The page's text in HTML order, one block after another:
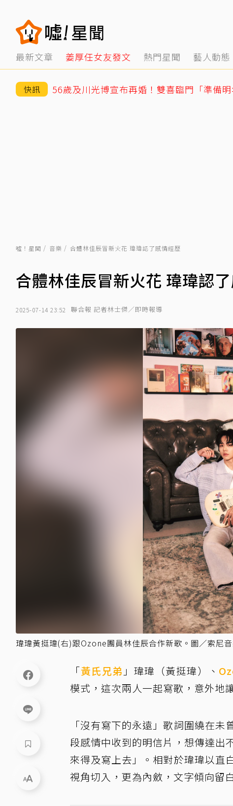
最新文章 姜厚任女友發文 熱門星聞 藝人動態
快訊 56歲及川光博宣布再婚！雙喜臨門「準備明
噓！星聞 音樂 合體林佳辰冒新火花 瑋瑋認了感情經歷
合體林佳辰冒新火花 瑋瑋認
2025-07-14 23:52 聯合報 記者林士傑／即時報導
瑋瑋黃挺瑋(右)跟Ozone團員林佳辰合作新歌。圖／索尼
「黃氏兄弟 」瑋瑋（黃挺瑋）、
模式，這次兩人一起寫歌，意外地
「沒有寫下的永遠」歌詞圍繞在
段感情中收到的明信片，想傳達出
來得及寫上去」。相對於瑋瑋以直
視角切入，更為內斂，文字傾向留